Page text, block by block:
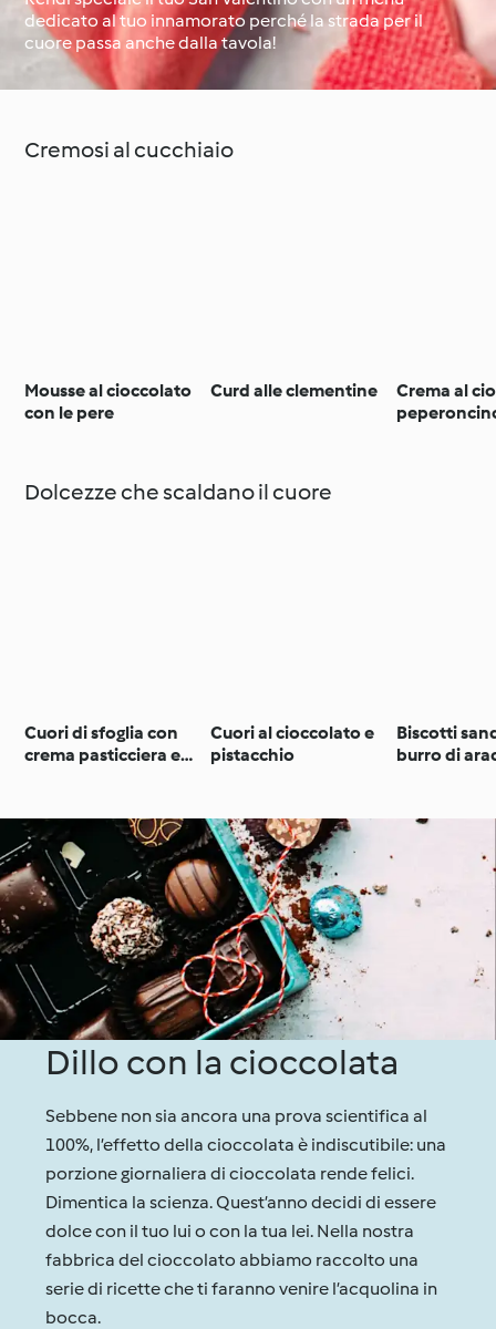
Il giro del mondo con
Cookidoo®
Impara con
Cookidoo®
dedicato al tuo innamorato perché la strada per il
cuore passa anche dalla tavola!
Cremosi al cucchiaio
Mousse al cioccolato
con le pere
Curd alle clementine
Crema al
Dolcezze che scaldano il cuore
Cuori di sfoglia con
crema pasticciera e
Cuori al cioccolato e
pistacchio
Biscotti
burro di
Dillo con la cioccolata
Sebbene non sia ancora una prova scientifica al
100%, l’effetto della cioccolata è indiscutibile: una
porzione giornaliera di cioccolata rende felici.
Dimentica la scienza. Quest’anno decidi di essere
dolce con il tuo lui o con la tua lei. Nella nostra
fabbrica del cioccolato abbiamo raccolto una
serie di ricette che ti faranno venire l’acquolina in
bocca.